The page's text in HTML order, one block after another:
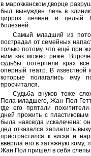
в марокканском дворце
был вынужден лечь в
цирроз печени и целый
болезней.
Самый младший из
пострадал от семейных
только потому, что ещё при
ним как можно реже.
судьбы: потерпели крах
оперный театр. В известной
которые полагались ему
просчитался.
Судьба внуков тоже
Пола-младшего, Жан Пол
где его прятали
дней прожить с пластиковым
была навсегда искалечена:
дед отказался заплатить
пристрастился к виски и
ввергла его в затяжную кому,
Жан Пол пришёл в себя